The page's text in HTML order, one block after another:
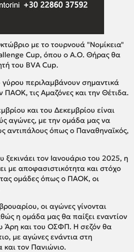
με το τουρνουά "Νομίκεια"
Cup, όπου ο Α.Ο. Θήρας θα
του BVA Cup.
περιλαμβάνουν σημαντικά
ΠΑΟΚ, τις Αμαζόνες και την Θέτιδα.
και του Δεκεμβρίου είναι
αγώνες, με την ομάδα μας να
αντιπάλους όπως ο Παναθηναϊκός,
ξεκινάει τον Ιανουάριο του 2025, η
με αποφασιστικότητα και στόχο
ομάδες όπως ο ΠΑΟΚ, οι
οι αγώνες γίνονται
η ομάδα μας θα παίξει εναντίον
Άρη και του ΟΣΦΠ. Η σεζόν θα
με αγώνες ενάντια στη
τον Πανιώνιο.